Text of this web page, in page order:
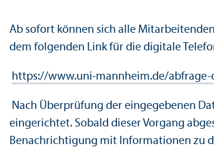
Ab sofort können sich alle
dem folgenden Link für die digitale
https://www.uni-mannheim.de/
Nach Über­prüfung der eingegebenen
eingerichtet. Sobald dieser Vorgang
Benachrichtigung mit Informationen zu